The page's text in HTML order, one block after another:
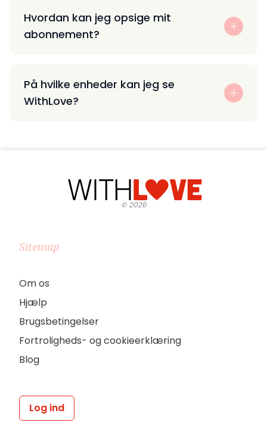
Hvordan kan jeg opsige mit
abonnement?
På hvilke enheder kan jeg se
WithLove?
©2026
Sitemap
Om os
Hjælp
Brugsbetingelser
Fortroligheds- og cookieerklæring
Blog
Log ind